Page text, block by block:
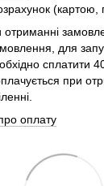
отриманні
для
сплатити
при
оплату